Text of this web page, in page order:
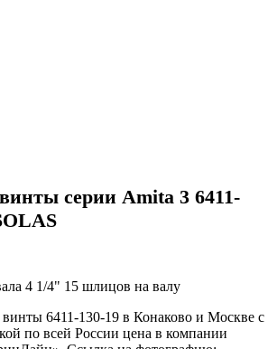
серии Amita 3 6411-
4 1/4" 15 шлицов на валу